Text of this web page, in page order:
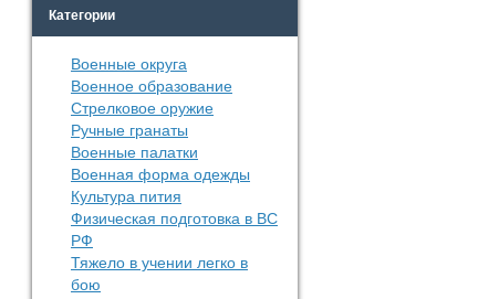
Категории
Военные округа
Военное образование
Стрелковое оружие
Ручные гранаты
Военные палатки
Военная форма одежды
Культура пития
Физическая подготовка в ВС
РФ
Тяжело в учении легко в
бою